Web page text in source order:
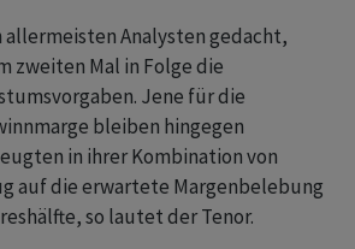
allermeisten Analysten gedacht,
zweiten Mal in Folge die
Jene für die
bleiben hingegen
in ihrer Kombination von
auf die erwartete Margenbelebung
so lautet der Tenor.